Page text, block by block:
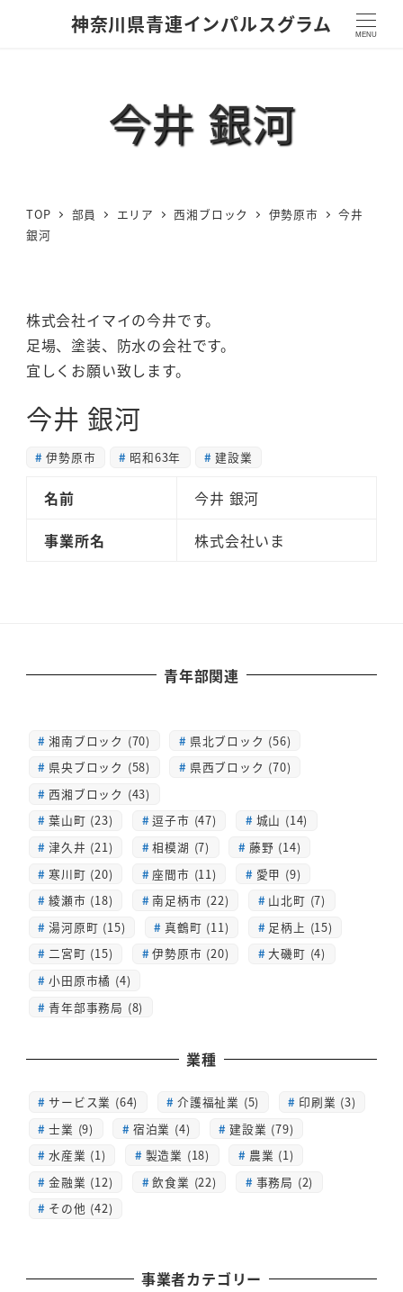
神奈川県青連インパルスグラム MENU
今井 銀河
TOP 部員 エリア 西湘ブロック 伊勢原市
今井
銀河
株式会社イマイの今井です。
足場、塗装、防水の会社です。
宜しくお願い致します。
今井 銀河
伊勢原市 昭和63年 建設業
名前
今井 銀河
事業所名
株式会社いま
青年部関連
湘南ブロック (70)
県北ブロック (56)
県央ブロック (58)
県西ブロック (70)
西湘ブロック (43)
葉山町 (23)
逗子市 (47)
城山 (14)
津久井 (21)
相模湖 (7)
藤野 (14)
寒川町 (20)
座間市 (11)
愛甲 (9)
綾瀬市 (18)
南足柄市 (22)
山北町 (7)
湯河原町 (15)
真鶴町 (11)
足柄上 (15)
二宮町 (15)
伊勢原市 (20)
大磯町 (4)
小田原市橘 (4)
青年部事務局 (8)
業種
サービス業 (64) 介護福祉業 (5)
印刷業 (3)
士業 (9)
宿泊業 (4)
建設業 (79)
水産業 (1)
製造業 (18)
農業 (1)
金融業 (12)
飲食業 (22)
事務局 (2)
その他 (42)
事業者カテゴリー